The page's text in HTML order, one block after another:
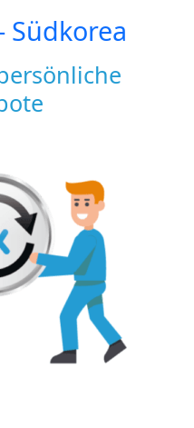
Südkorea